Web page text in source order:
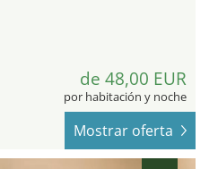
de 48,00 EUR
por habitación y noche
Mostrar oferta